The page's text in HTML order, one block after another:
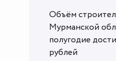
Объём
Мурманской
полугодие
рублей